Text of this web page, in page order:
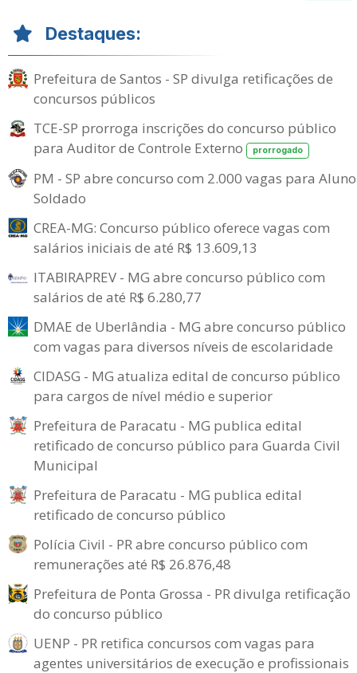
Destaques:
Prefeitura de Santos - SP divulga retificações de
concursos públicos
TCE-SP prorroga inscrições do concurso público
para Auditor de Controle Externo
prorrogado
PM - SP abre concurso com 2.000 vagas para
Soldado
CREA-MG: Concurso público oferece vagas com
salários iniciais de até R$ 13.609,13
ITABIRAPREV - MG abre concurso público com
salários de até R$ 6.280,77
DMAE de Uberlândia - MG abre concurso público
com vagas para diversos níveis de escolaridade
CIDASG - MG atualiza edital de concurso público
para cargos de nível médio e superior
Prefeitura de Paracatu - MG publica edital
retificado de concurso público para Guarda Civil
Municipal
Prefeitura de Paracatu - MG publica edital
retificado de concurso público
Polícia Civil - PR abre concurso público com
remunerações até R$ 26.876,48
Prefeitura de Ponta Grossa - PR divulga retificação
do concurso público
UENP - PR retifica concursos com vagas para
agentes universitários de execução e profissionais